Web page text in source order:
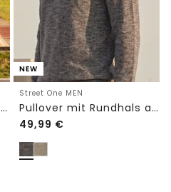
Strick Poloshirt im Mouliné Look
NEW
Street One MEN
Pullover mit Rundhals aus reiner Baumwolle
49,99 €